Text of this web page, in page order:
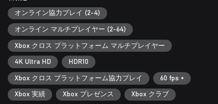
オンライン協力プレイ (2-4)
オンライン マルチプレイヤー (2-64)
Xbox クロス プラットフォーム マルチプレイヤー
4K Ultra HD HDR10
Xbox クロス プラットフォーム協力プレイ 60 fps +
Xbox 実績 Xbox プレゼンス Xbox クラブ